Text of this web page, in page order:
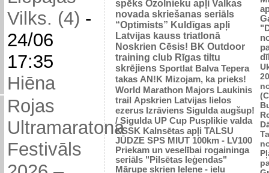
Vilks. (4) -
24/06
17:35
Hiēna
Rojas
Ultramaratona
Festivāls
spēks Ozolnieku apļi Valkas
novada skriešanas seriāls
“Optimists” Kuldīgas apļi
Latvijas kauss triatlonā
Noskrien Cēsis! BK Outdoor
training club Rīgas tiltu
skrējiens Sportlat Balva Tepera
takas AN!K Mizojam, ka prieks!
World Marathon Majors Laukinis
trail Apskrien Latvijas lielos
ezerus Izrāviens Sigulda augšup!
/ Sigulda UP Cup Pusplikie valda
KSSK Kalnsētas apļi TALSU
JŪDZE SPS MIUT 100km - LV100
Priekam un veselībai rogaininga
seriāls "Pilsētas leģendas"
Mārupe skrien Ielene - ielu